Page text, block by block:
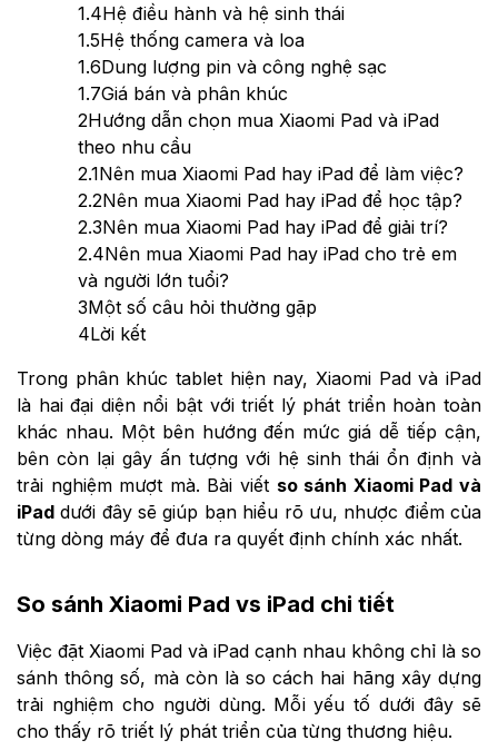
1.4Hệ điều hành và hệ sinh thái
1.5Hệ thống camera và loa
1.6Dung lượng pin và công nghệ sạc
1.7Giá bán và phân khúc
2Hướng dẫn chọn mua Xiaomi Pad và iPad
theo nhu cầu
2.1Nên mua Xiaomi Pad hay iPad để làm việc?
2.2Nên mua Xiaomi Pad hay iPad để học tập?
2.3Nên mua Xiaomi Pad hay iPad để giải trí?
2.4Nên mua Xiaomi Pad hay iPad cho trẻ em
và người lớn tuổi?
3Một số câu hỏi thường gặp
4Lời kết
Trong phân khúc tablet hiện nay, Xiaomi Pad và iPad
là hai đại diện nổi bật với triết lý phát triển hoàn toàn
khác nhau. Một bên hướng đến mức giá dễ tiếp cận,
bên còn lại gây ấn tượng với hệ sinh thái ổn định và
trải nghiệm mượt mà. Bài viết so sánh Xiaomi Pad và
iPad dưới đây sẽ giúp bạn hiểu rõ ưu, nhược điểm của
từng dòng máy để đưa ra quyết định chính xác nhất.
So sánh Xiaomi Pad vs iPad chi tiết
Việc đặt Xiaomi Pad và iPad cạnh nhau không chỉ là so
sánh thông số, mà còn là so cách hai hãng xây dựng
trải nghiệm cho người dùng. Mỗi yếu tố dưới đây sẽ
cho thấy rõ triết lý phát triển của từng thương hiệu.